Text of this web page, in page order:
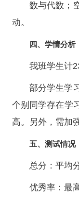
数与代数；
动。
四、学情分析
我班学生计
部分学生学
个别同学存在学
高。另外，需加
五、测试情况
总分：平均
优秀率：最